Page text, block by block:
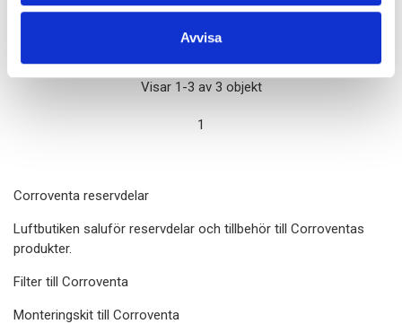
Avvisa
Visar 1-3 av 3 objekt
1
Corroventa reservdelar
Luftbutiken saluför reservdelar och tillbehör till Corroventas
produkter.
Filter till Corroventa
Monteringskit till Corroventa